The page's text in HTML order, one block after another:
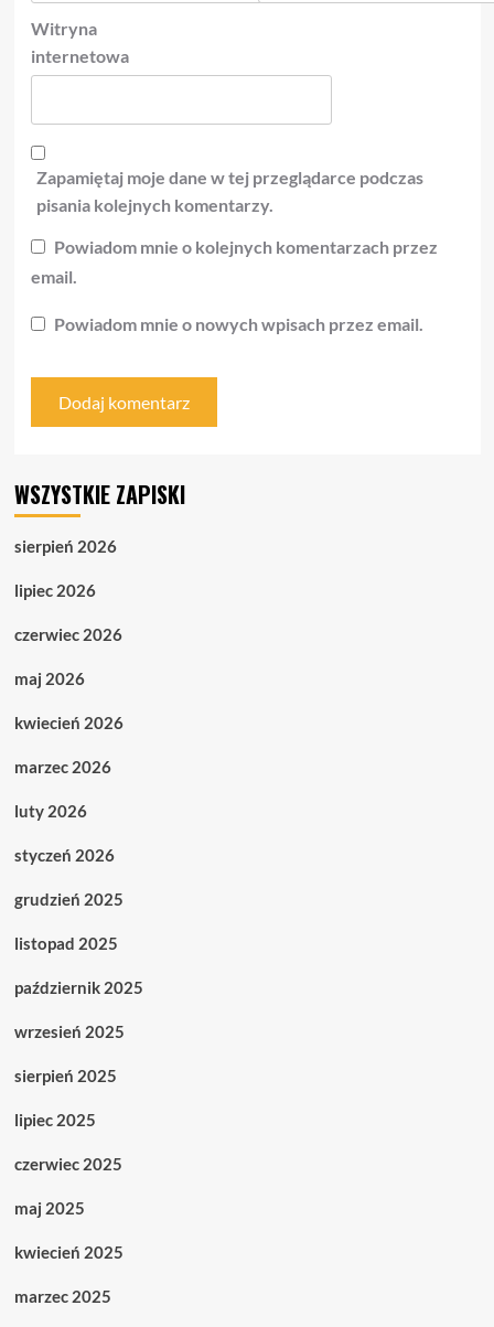
Witryna
internetowa
Zapamiętaj moje dane w tej przeglądarce podczas
pisania kolejnych komentarzy.
Powiadom mnie o kolejnych komentarzach przez
email.
Powiadom mnie o nowych wpisach przez email.
WSZYSTKIE ZAPISKI
sierpień 2026
lipiec 2026
czerwiec 2026
maj 2026
kwiecień 2026
marzec 2026
luty 2026
styczeń 2026
grudzień 2025
listopad 2025
październik 2025
wrzesień 2025
sierpień 2025
lipiec 2025
czerwiec 2025
maj 2025
kwiecień 2025
marzec 2025